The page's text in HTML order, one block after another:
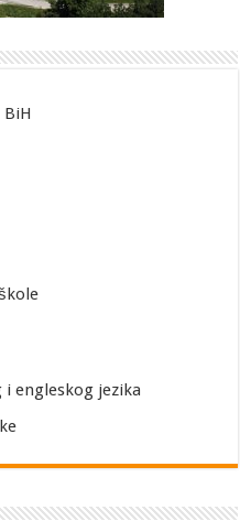
engleskog jezika